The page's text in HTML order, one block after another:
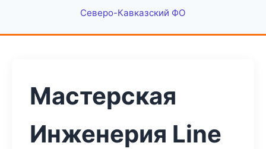
Северо-Кавказский ФО
Мастерская
Инженерия Line